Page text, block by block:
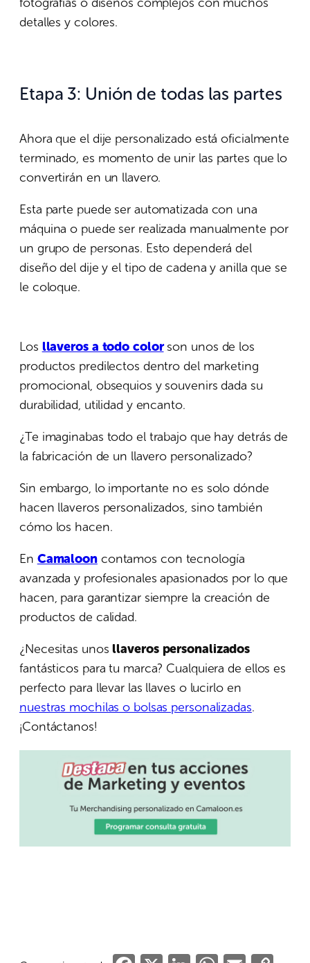
detalles y colores.
Etapa 3: Unión de todas las partes
Ahora que el dije personalizado está oficialmente
terminado, es momento de unir las partes que lo
convertirán en un llavero.
Esta parte puede ser automatizada con una
máquina o puede ser realizada manualmente por
un grupo de personas. Esto dependerá del
diseño del dije y el tipo de cadena y anilla que se
le coloque.
Los llaveros a todo colorson unos de los
productos predilectos dentro del marketing
promocional, obsequios y souvenirs dada su
durabilidad, utilidad y encanto.
¿Te imaginabas todo el trabajo que hay detrás de
la fabricación de un llavero personalizado?
Sin embargo, lo importante no es solo dónde
hacen llaveros personalizados, sino también
cómo los hacen.
En Camaloon contamos con tecnología
avanzada y profesionales apasionados por lo que
hacen, para garantizar siempre la creación de
productos de calidad.
¿Necesitas unosllaveros personalizados
fantásticos para tu marca? Cualquiera de ellos es
perfecto para llevar las llaves o lucirlo en
nuestras mochilas o bolsas personalizadas.
¡Contáctanos!